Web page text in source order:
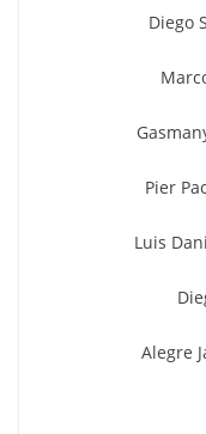
Diego
Pier
Luis
Alegre